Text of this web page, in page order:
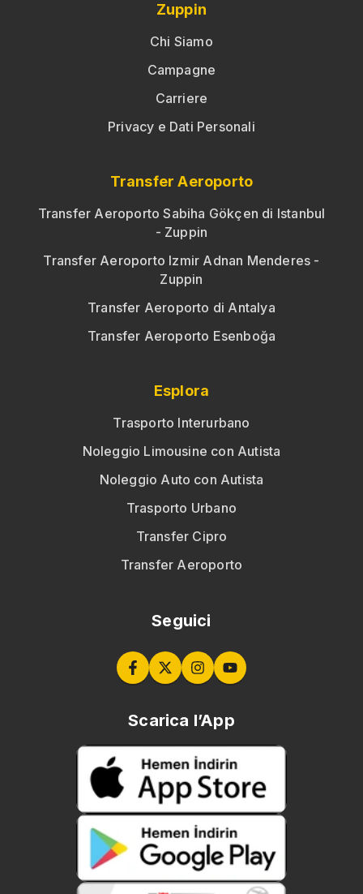
Zuppin
Chi Siamo
Campagne
Carriere
Privacy e Dati Personali
Transfer Aeroporto
Transfer Aeroporto Sabiha Gökçen di Istanbul
- Zuppin
Transfer Aeroporto Izmir Adnan Menderes -
Zuppin
Transfer Aeroporto di Antalya
Transfer Aeroporto Esenboğa
Esplora
Trasporto Interurbano
Noleggio Limousine con Autista
Noleggio Auto con Autista
Trasporto Urbano
Transfer Cipro
Transfer Aeroporto
Seguici
Scarica l’App